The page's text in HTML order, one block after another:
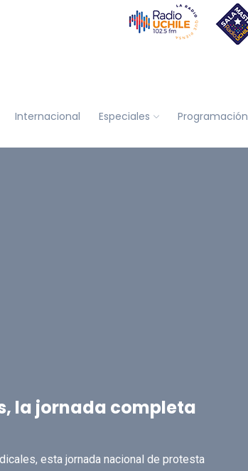
Internacional Especiales Programación
la jornada completa
esta jornada nacional de protesta